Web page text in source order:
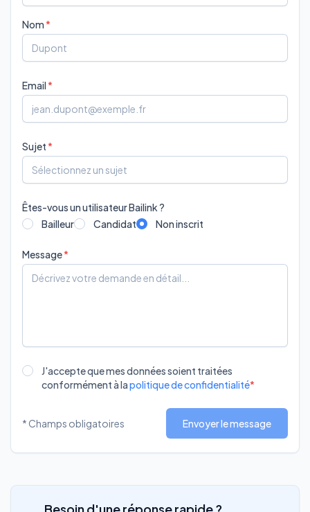
Nom
Email
Sujet
Êtes-vous un utilisateur Bailink ?
Bailleur
Candidat Non inscrit
Message
J'accepte que mes données soient traitées
conformément à lapolitique de confidentialité*
* Champs obligatoires Envoyer le message